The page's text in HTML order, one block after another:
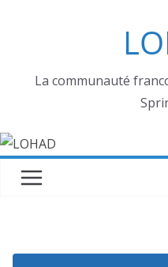
La communauté